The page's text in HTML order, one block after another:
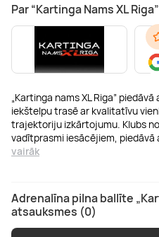
Par “Kartinga Nams XL Riga”
„Kartinga nams XL Riga”
iekštelpu trasē ar kvalitatīvu
trajektoriju izkārtojumu. Klubs
vadītprasmi iesācējiem,
vairāk
Adrenalīna pilna ballīte
atsauksmes (0)